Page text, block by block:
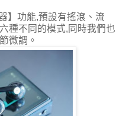
功能,預設有搖滾、流
種不同的模式,同時我們也
微調。